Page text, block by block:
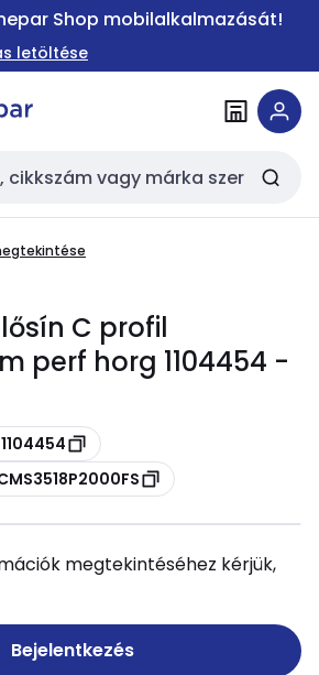
a
Shop mobilalkalmazását!
letöltése
C profil
perf horg 1104454 -
megtekintéséhez kérjük,
Bejelentkezés